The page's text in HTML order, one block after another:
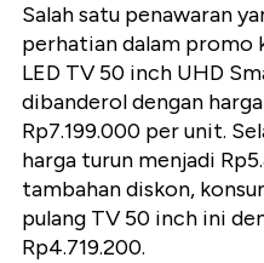
Salah satu penawaran
perhatian dalam promo
LED TV 50 inch UHD
dibanderol dengan
Rp7.199.000 per unit.
harga turun menjadi
tambahan diskon,
pulang TV 50 inch ini
Rp4.719.200.